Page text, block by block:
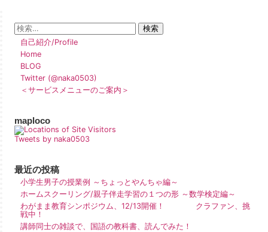
自己紹介/Profile
Home
BLOG
Twitter (@naka0503)
＜サービスメニューのご案内＞
maploco
Tweets by naka0503
最近の投稿
小学生男子の授業例 ～ちょっとやんちゃ編～
ホームスクーリング/親子伴走学習の１つの形 ～数学検定編～
わがまま教育シンポジウム、12/13開催！ クラファン、挑
戦中！
講師同士の雑談で、国語の教科書、読んでみた！